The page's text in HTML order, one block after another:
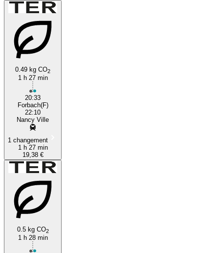
0.49 kg CO2
1 h 27 min
20:33
Forbach(F)
22:10
Nancy Ville
1 changement
1 h 27 min
19,38 €
0.5 kg CO2
1 h 28 min